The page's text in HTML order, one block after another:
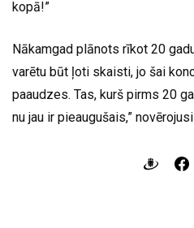
kopā!”
Nākamgad plānots rīkot 20
varētu būt ļoti skaisti, jo šai
paaudzes. Tas, kurš pirms 20
nu jau ir pieaugušais,”